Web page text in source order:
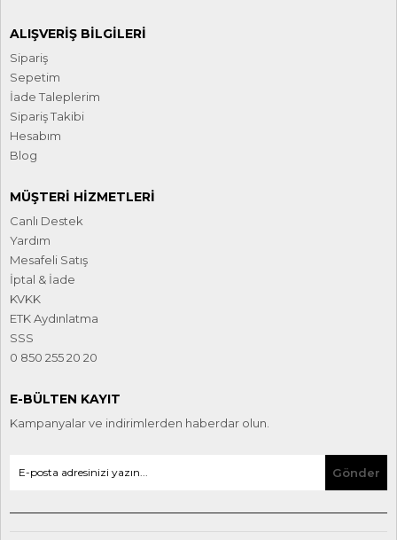
ALIŞVERIŞ BILGILERI
Sipariş
Sepetim
İade Taleplerim
Sipariş Takibi
Hesabım
Blog
MÜŞTERI HIZMETLERI
Canlı Destek
Yardım
Mesafeli Satış
İptal & İade
KVKK
ETK Aydınlatma
SSS
0 850 255 20 20
E-BÜLTEN KAYIT
Kampanyalar ve indirimlerden haberdar olun.
Gönder